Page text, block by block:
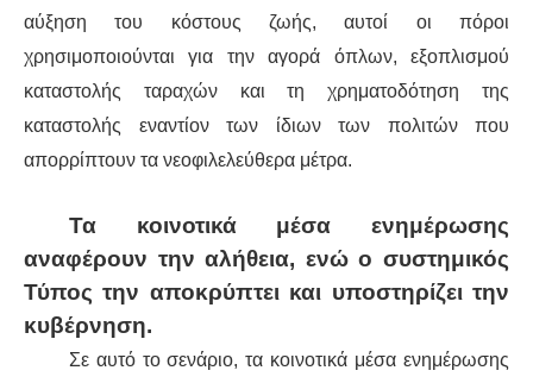
αύξηση του κόστους ζωής, αυτοί οι πόροι
χρησιμοποιούνται για την αγορά όπλων, εξοπλισμού
καταστολής ταραχών και τη χρηματοδότηση της
καταστολής εναντίον των ίδιων των πολιτών που
απορρίπτουν τα νεοφιλελεύθερα μέτρα.
Τα κοινοτικά μέσα ενημέρωσης
αναφέρουν την αλήθεια, ενώ ο συστημικός
Τύπος την αποκρύπτει και υποστηρίζει την
κυβέρνηση.
Σε αυτό το σενάριο, τα κοινοτικά μέσα ενημέρωσης